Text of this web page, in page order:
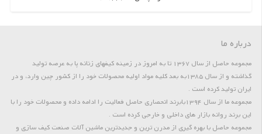
اطلاعات بیشتر
درباره ما
مجموعه حاصل از سال 1367 تا به امروز در زمینه کیفهای زنانه پا به عرصه تولید
گذاشته و از سال 1385به بعد کلیه مواد اولیه محصولات خود را از کشور چین وارد، و در
ایران تولید کرده است .
مجموعه ما از سال 1394بابرند انحصاری حاصل فعالیت را ادامه داده و محصولات خود را با
این برند روانه بازار های داخلی و خارجی کرده است .
مجموعه حاصل با بهره گیری از مدرن ترین و جدیدترین ماشین آلات صنعت کیف سازی و